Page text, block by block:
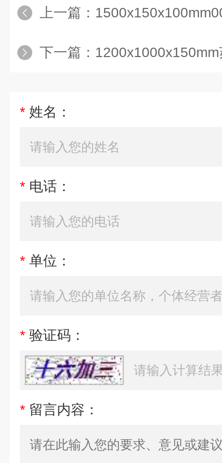
上一篇：
下一篇： 1200x1000x150mm
* 姓名：
* 电话：
* 单位：
* 验证码：
* 留言内容：